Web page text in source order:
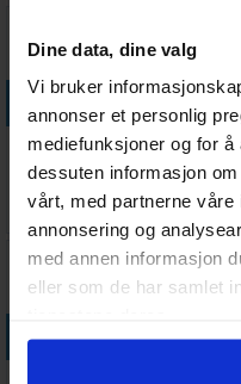
Dine data, dine valg
Vi bruker
annonser et personlig
mediefunksjoner og for
dessuten informasjon
vårt, med partnerne våre
annonsering og
med annen informasjon
eller som de har samlet
Googles retningslinjer
Legg i handlekurven
Warhammer
Colour Layer
Brush M
50,- Antall på
20+
Legg i
Artis
Series D
Drybrush
239,-
Legg i handlekurven
Legg i
Citadel